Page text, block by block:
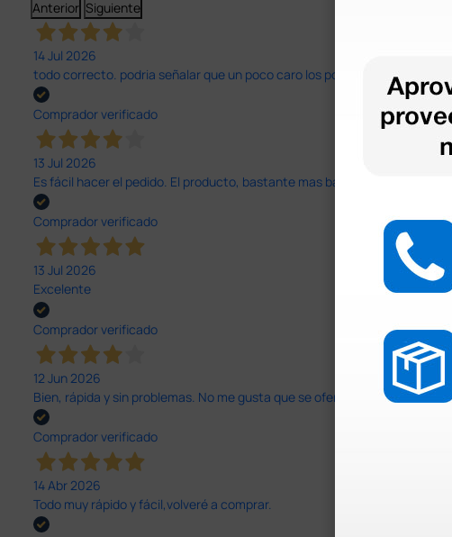
Anterior Siguiente
14 Jul 2026
todo correcto. podria señalar que un poco caro los portes y el plazo de
Comprador verificado
13 Jul 2026
Es fácil hacer el pedido. El producto, bastante mas barato que en otras
Comprador verificado
13 Jul 2026
Excelente
Comprador verificado
12 Jun 2026
Bien, rápida y sin problemas. No me gusta que se oferten productos sin
Comprador verificado
14 Abr 2026
Todo muy rápido y fácil,volveré a comprar.